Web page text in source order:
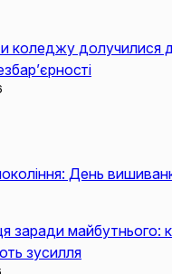
коледжу долучилися
День
заради майбутнього:
зусилля